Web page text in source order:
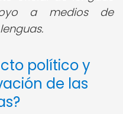
a medios de
político y
de las